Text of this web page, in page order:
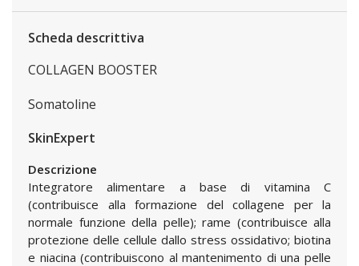
Scheda descrittiva
COLLAGEN BOOSTER
Somatoline
SkinExpert
Descrizione
Integratore alimentare a base di vitamina C
(contribuisce alla formazione del collagene per la
normale funzione della pelle); rame (contribuisce alla
protezione delle cellule dallo stress ossidativo; biotina
e niacina (contribuiscono al mantenimento di una pelle